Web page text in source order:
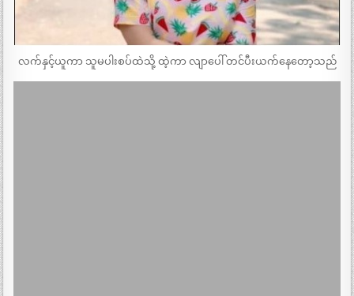
လက်နှင့်ယူကာ သူမပါးစပ်ထဲသို့ ထဲ့ကာ လျာပေါ် တင်ပီးယက်နေတော့သည်